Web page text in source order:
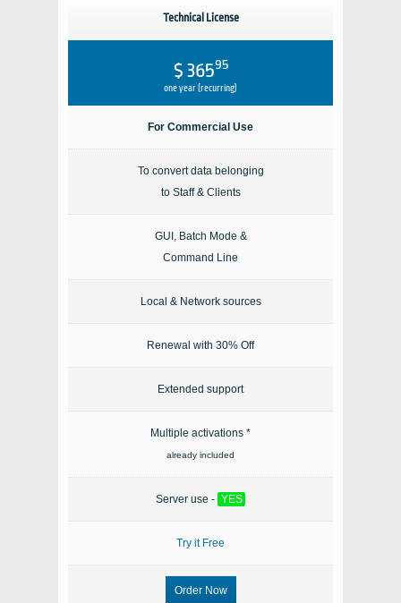
Technical License
$ 36595
one year (recurring)
For Commercial Use
To convert data belonging
to Staff & Clients
GUI, Batch Mode &
Command Line
Local & Network sources
Renewal with 30% Off
Extended support
Multiple activations *
already included
Server use - YES
Try it Free
Order Now